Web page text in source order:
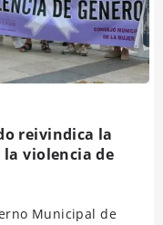
reivindica la
violencia de
Municipal de